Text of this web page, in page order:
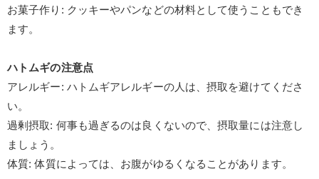
お菓子作り : クッキーやパンなどの材料として使うこともでき
ます。
ハトムギの注意点
アレルギー: ハトムギアレルギーの人は、摂取を避けてくださ
い。
過剰摂取: 何事も過ぎるのは良くないので、摂取量には注意し
ましょう。
体質:体質によっては、お腹がゆるくなることがあります。